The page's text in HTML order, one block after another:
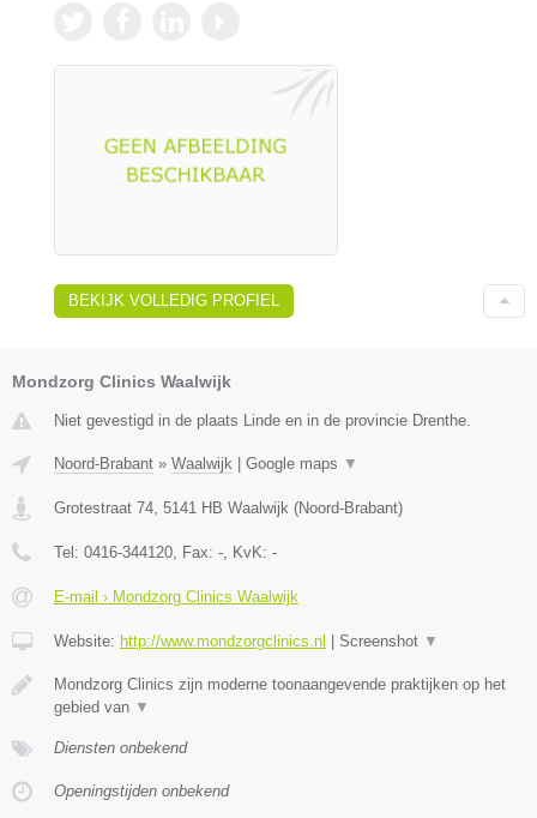
BEKIJK VOLLEDIG PROFIEL
Mondzorg Clinics Waalwijk
Niet gevestigd in de plaats Linde en in de provincie Drenthe.
Noord-Brabant » Waalwijk Google maps ▼
Grotestraat 74 5141 HB Waalwijk (Noord-Brabant)
Tel: 0416-344120 , Fax: - , KvK: -
E-mail › Mondzorg Clinics Waalwijk
Website: http://www.mondzorgclinics.nl Screenshot ▼
Mondzorg Clinics zijn moderne toonaangevende praktijken op het
gebied van ▼
Diensten onbekend
Openingstijden onbekend